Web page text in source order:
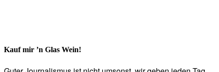
Kauf mir ’n Glas Wein!